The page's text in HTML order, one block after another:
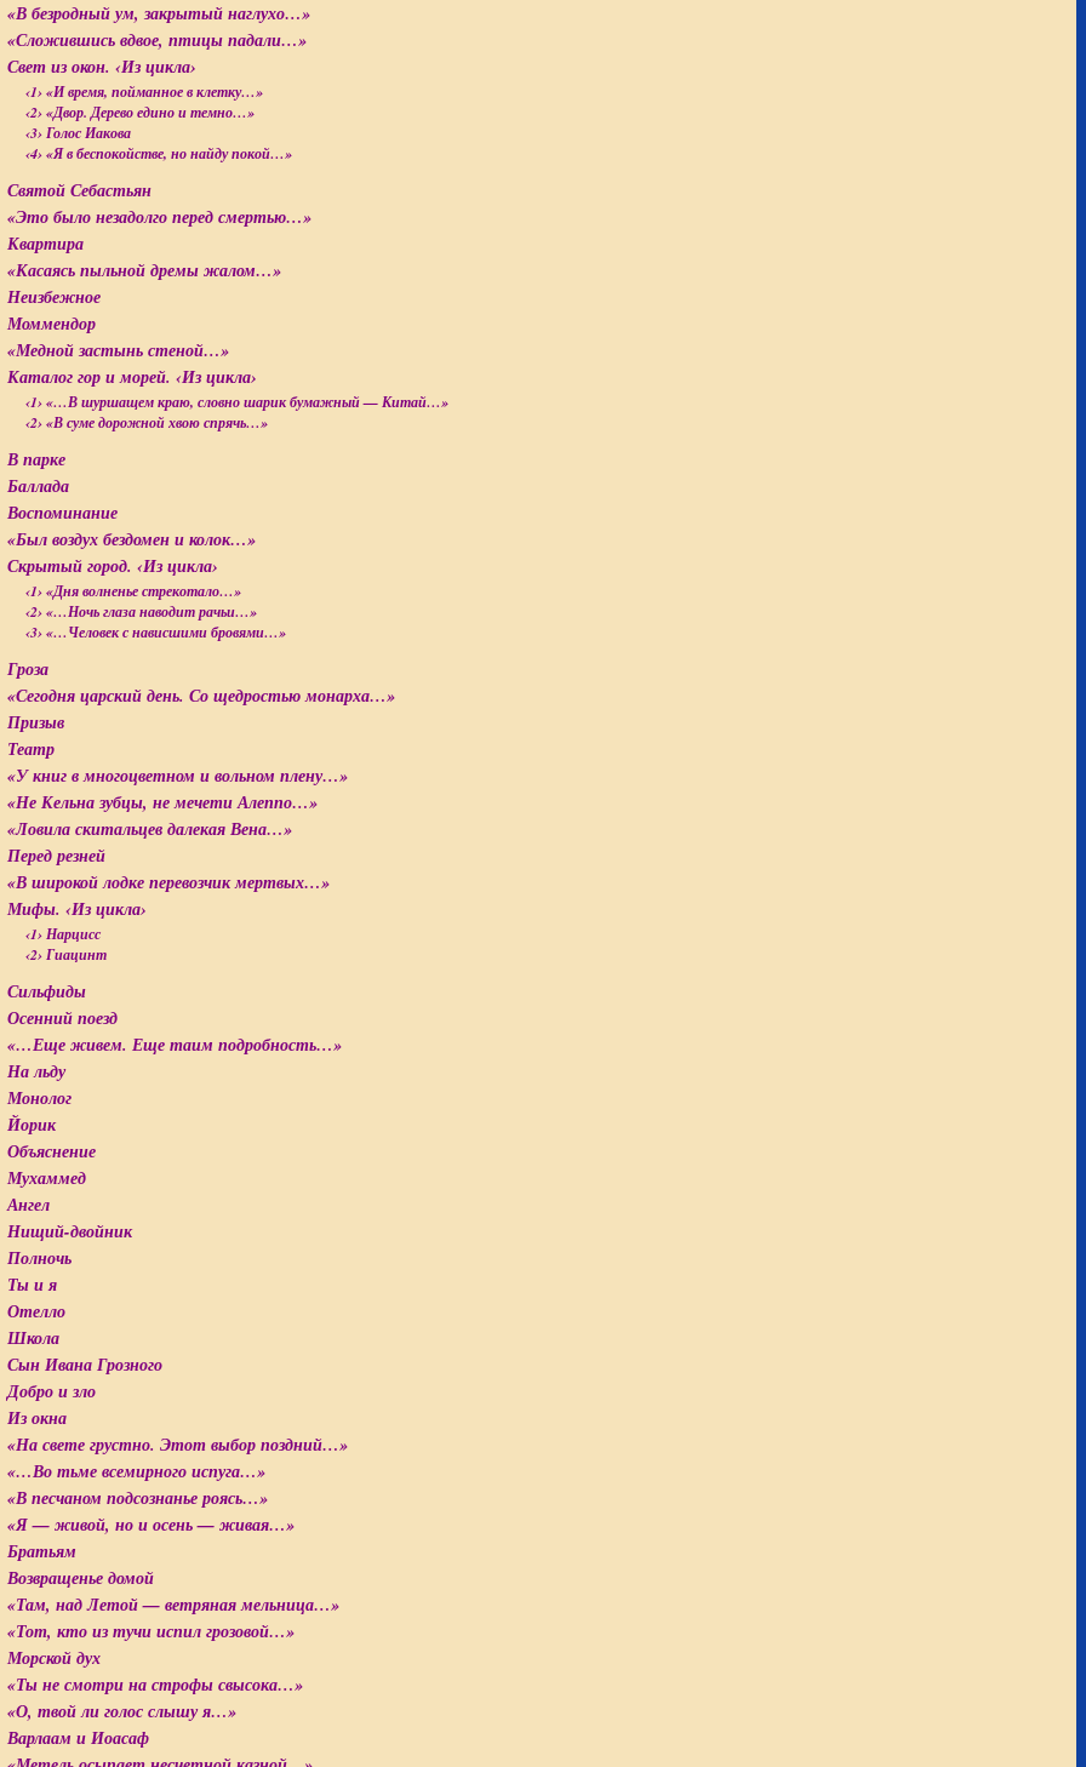
«В безродный ум, закрытый наглухо…»
«Сложившись вдвое, птицы падали…»
Свет из окон. ‹Из цикла›
‹1› «И время, пойманное в клетку…»
‹2› «Двор. Дерево едино и темно…»
‹3› Голос Иакова
‹4› «Я в беспокойстве, но найду покой…»
Святой Себастьян
«Это было незадолго перед смертью…»
Квартира
«Касаясь пыльной дремы жалом…»
Неизбежное
Моммендор
«Медной застынь стеной…»
Каталог гор и морей. ‹Из цикла›
‹1› «…В шуршащем краю, словно шарик бумажный — Китай…»
‹2› «В суме дорожной хвою спрячь…»
В парке
Баллада
Воспоминание
«Был воздух бездомен и колок…»
Скрытый город. ‹Из цикла›
‹1› «Дня волненье стрекотало…»
‹2› «…Ночь глаза наводит рачьи…»
‹3› «…Человек с нависшими бровями…»
Гроза
«Сегодня царский день. Со щедростью монарха…»
Призыв
Театр
«У книг в многоцветном и вольном плену…»
«Не Кельна зубцы, не мечети Алеппо…»
«Ловила скитальцев далекая Вена…»
Перед резней
«В широкой лодке перевозчик мертвых…»
Мифы. ‹Из цикла›
‹1› Нарцисс
‹2› Гиацинт
Сильфиды
Осенний поезд
«…Еще живем. Еще таим подробность…»
На льду
Монолог
Йорик
Объяснение
Мухаммед
Ангел
Нищий-двойник
Полночь
Ты и я
Отелло
Школа
Сын Ивана Грозного
Добро и зло
Из окна
«На свете грустно. Этот выбор поздний…»
«…Во тьме всемирного испуга…»
«В песчаном подсознанье роясь…»
«Я — живой, но и осень — живая…»
Братьям
Возвращенье домой
«Там, над Летой — ветряная мельница…»
«Тот, кто из тучи испил грозовой…»
Морской дух
«Ты не смотри на строфы свысока…»
«О, твой ли голос слышу я…»
Варлаам и Иоасаф